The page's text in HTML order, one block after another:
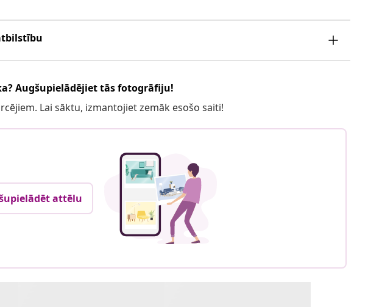
Augšupielādējiet tās fotogrāfiju!
Lai sāktu, izmantojiet zemāk esošo saiti!
attēlu